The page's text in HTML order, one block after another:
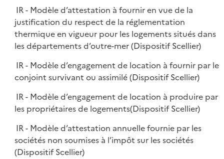
IR - Modèle d’attestation à fournir en vue de la
justification du respect de la réglementation
thermique en vigueur pour les logements situés dans
les départements d’outre-mer (Dispositif Scellier)
IR - Modèle d’engagement de location à fournir par le
conjoint survivant ou assimilé (Dispositif Scellier)
IR - Modèle d’engagement de location à produire par
les propriétaires de logements(Dispositif Scellier)
IR - Modèle d’attestation annuelle fournie par les
sociétés non soumises à l’impôt sur les sociétés
(Dispositif Scellier)